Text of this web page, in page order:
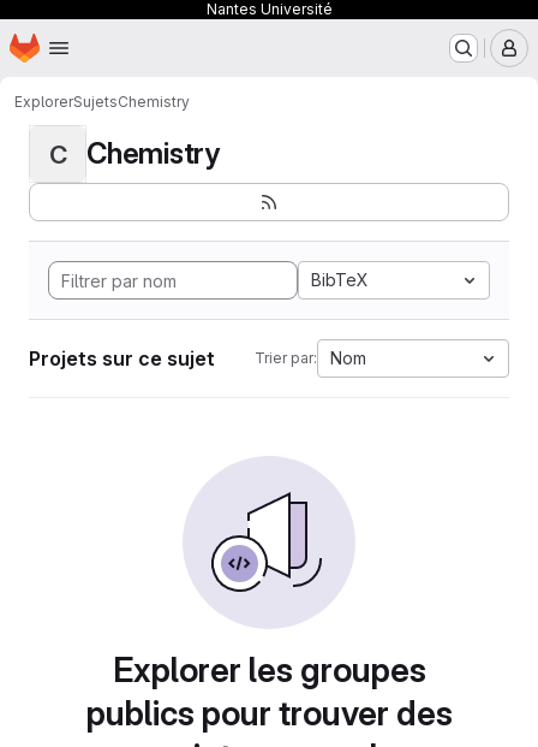
Nantes Université
Passer au contenu principal
Page d'accueil
ExplorerSujetsChemistry
C Chemistry
BibTeX
Projets sur ce sujet Trier par: Nom
Explorer les groupes
publics pour trouver des